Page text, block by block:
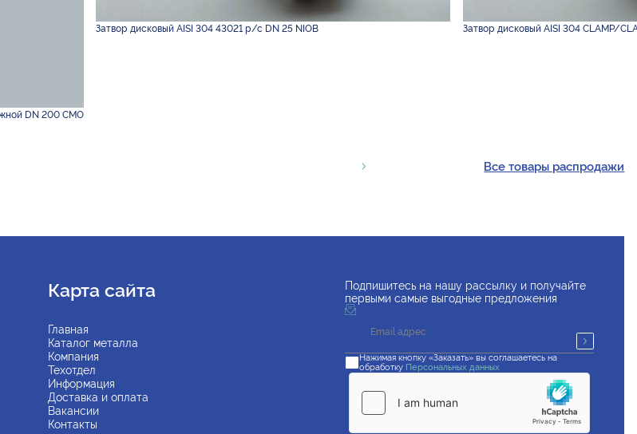
DN 200 CMO
Затвор дисковый AISI 304 43021 р/с DN 25 NIOB Затвор дисковый AISI 304 CLAMP/
Все товары распродажи
Подпишитесь на нашу рассылку и получайте
первыми самые выгодные предложения
Нажимая кнопку «Заказать» вы соглашаетесь на
обработку Персональных данных
Карта сайта
Главная
Каталог металла
Компания
Техотдел
Информация
Доставка и оплата
Вакансии
Контакты